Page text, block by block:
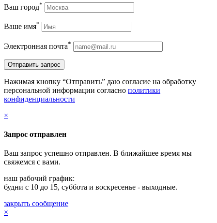
Ваш город*
Ваше имя*
Электронная почта*
Нажимая кнопку “Отправить” даю согласие на обработку
персональной информации согласно политики
конфиденциальности
×
Запрос отправлен
Ваш запрос успешно отправлен. В ближайшее время мы
свяжемся с вами.
наш рабочий график:
будни с 10 до 15, суббота и воскресенье - выходные.
закрыть сообщение
×